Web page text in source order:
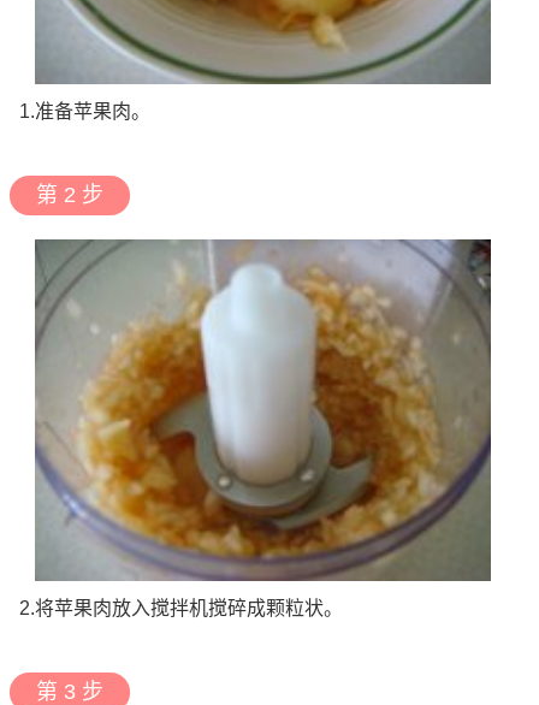
1.准备苹果肉。
第 2 步
2.将苹果肉放入搅拌机搅碎成颗粒状。
第 3 步